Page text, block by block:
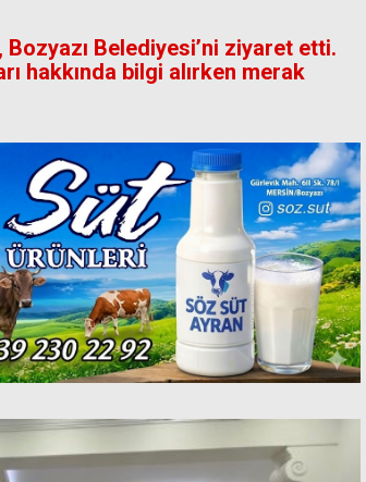
Belediyesi’ni ziyaret etti.
hakkında bilgi alırken merak